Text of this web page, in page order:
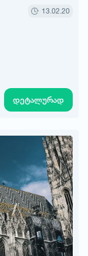
13.02.20
დეტალურად